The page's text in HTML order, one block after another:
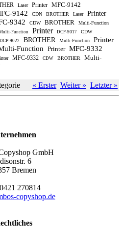
Laser Printer MFC-9142
9142 CDN BROTHER Laser Printer
9342 CDW BROTHER
Multi-Function
Function Printer DCP-9017 CDW
DCP-9022 BROTHER Multi-Function
Printer
Function Printer MFC-9332
MFC-9332 CDW BROTHER
Multi-
« Erster Weiter » Letzter »
GmbH
6
Bremen
270814
copyshop.de